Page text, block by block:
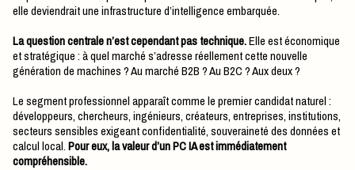
elle deviendrait une infrastructure d’intelligence embarquée.
La question centrale n’est cependant pas technique.Elle est économique
et stratégique : à quel marché s’adresse réellement cette nouvelle
génération de machines ? Au marché B2B ? Au B2C ? Aux deux ?
Le segment professionnel apparaît comme le premier candidat naturel :
développeurs, chercheurs, ingénieurs, créateurs, entreprises, institutions,
secteurs sensibles exigeant confidentialité, souveraineté des données et
calcul local.Pour eux, la valeur d’un PC IA est immédiatement
compréhensible.